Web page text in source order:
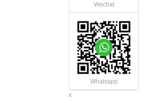
Wechat
Whatsapp
x